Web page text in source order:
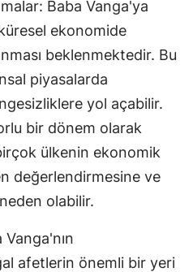
Erzurum
Eskişehir
Gümüşhane
Hakkari
Baba Vanga'ya
ekonomide
beklenmektedir. Bu
piyasalarda
yol açabilir.
bir dönem olarak
ülkenin ekonomik
değerlendirmesine ve
olabilir.
afetlerin önemli bir yeri